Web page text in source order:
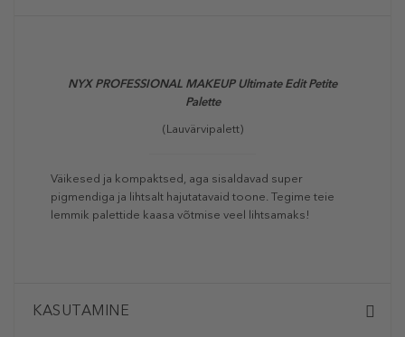
NYX PROFESSIONAL MAKEUPUltimate Edit Petite
Palette
(Lauvärvipalett)
Väikesed ja kompaktsed, aga sisaldavad super
pigmendiga ja lihtsalt hajutatavaid toone. Tegime teie
lemmik palettide kaasa võtmise veel lihtsamaks!
KASUTAMINE